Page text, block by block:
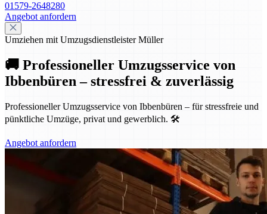
01579-2648280
Angebot anfordern
Umziehen mit Umzugsdienstleister Müller
🚚 Professioneller Umzugsservice von
Ibbenbüren – stressfrei & zuverlässig
Professioneller Umzugsservice von Ibbenbüren – für stressfreie und
pünktliche Umzüge, privat und gewerblich. 🛠️
Angebot anfordern